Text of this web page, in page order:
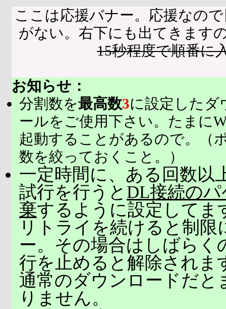
ここは応援バナー。応援なの
がない。右下にも出てきます
15秒程度で順番に
お知らせ：
分割数を最高数3に設定したダ
ールをご使用下さい。たまに
起動することがあるので。（
数を絞っておくこと。）
一定時間に、ある回数以
試行を行うと DL接続の
棄するように設定してま
リトライを続けると制限
ー。その場合はしばらく
行を止めると解除されま
通常のダウンロードだと
りません。